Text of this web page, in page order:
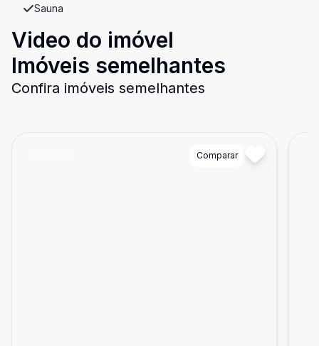
Sauna
Video do imóvel
Imóveis semelhantes
Confira imóveis semelhantes
Comparar